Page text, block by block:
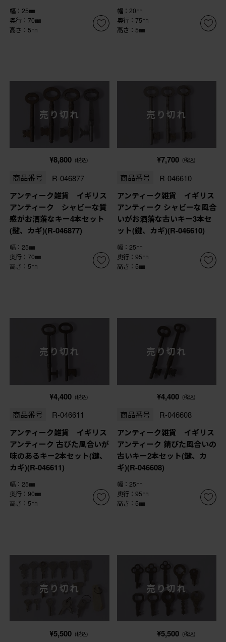
幅：25㎜
奥行：70㎜
高さ：5㎜
幅：20㎜
奥行：75㎜
高さ：5㎜
売り切れ
¥8,800 (税込)
商品番号 R-046877
アンティーク雑貨 イギリス
アンティーク シャビーな質
感がお洒落なキー4本セット
(鍵、カギ)(R-046877)
幅：25㎜
奥行：70㎜
高さ：5㎜
売り切れ
¥7,700 (税込)
商品番号 R-046610
アンティーク雑貨 イギリス
アンティーク シャビーな風合
いがお洒落な古いキー3本セ
ット(鍵、カギ)(R-046610)
幅：25㎜
奥行：95㎜
高さ：5㎜
売り切れ
¥4,400 (税込)
商品番号 R-046611
アンティーク雑貨 イギリス
アンティーク 古びた風合いが
味のあるキー2本セット(鍵、
カギ)(R-046611)
幅：25㎜
奥行：90㎜
高さ：5㎜
売り切れ
¥4,400 (税込)
商品番号 R-046608
アンティーク雑貨 イギリス
アンティーク 錆びた風合いの
古いキー2本セット(鍵、カ
ギ)(R-046608)
幅：25㎜
奥行：95㎜
高さ：5㎜
売り切れ
¥5,500 (税込)
売り切れ
¥5,500 (税込)